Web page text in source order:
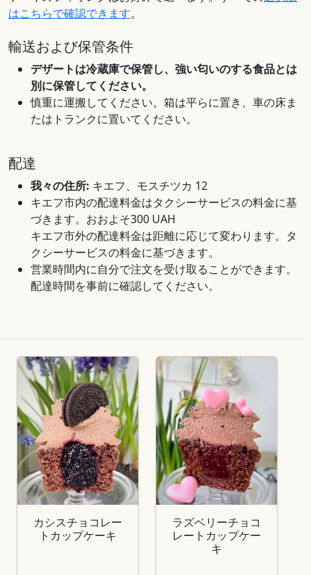
はこちらで確認できます。
輸送および保管条件
デザートは冷蔵庫で保管し、強い匂いのする食品とは
別に保管してください。
慎重に運搬してください。箱は平らに置き、車の床ま
たはトランクに置いてください。
配達
我々の住所: キエフ、モスチツカ 12
キエフ市内の配達料金はタクシーサービスの料金に基
づきます。おおよそ300 UAH
キエフ市外の配達料金は距離に応じて変わります。タ
クシーサービスの料金に基づきます。
営業時間内に自分で注文を受け取ることができます。
配達時間を事前に確認してください。
カシスチョコレー
トカップケーキ
ラズベリーチョコ
レートカップケー
キ